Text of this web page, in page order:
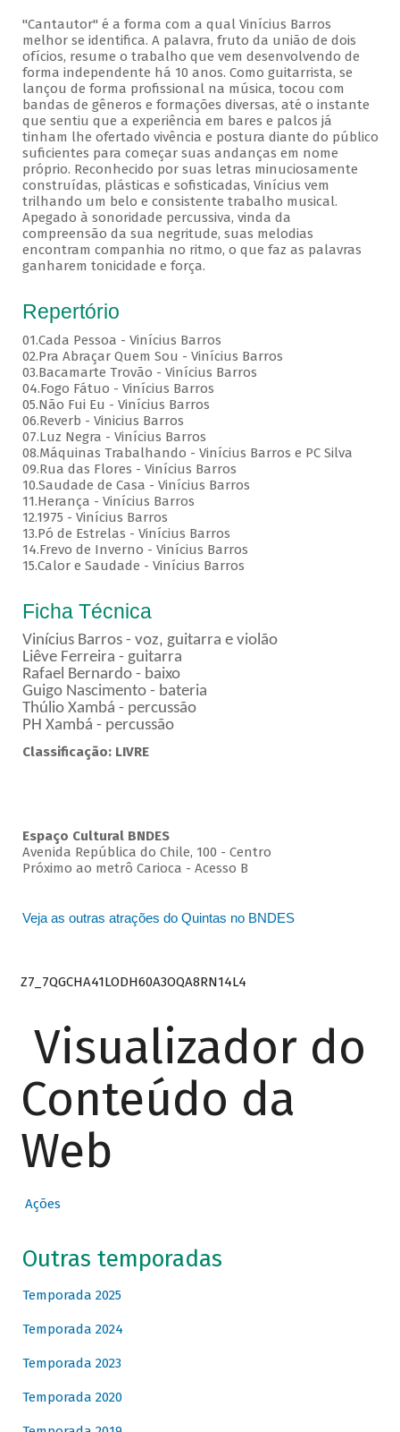
"Cantautor" é a forma com a qual Vinícius Barros
melhor se identifica. A palavra, fruto da união de dois
ofícios, resume o trabalho que vem desenvolvendo de
forma independente há 10 anos. Como guitarrista, se
lançou de forma profissional na música, tocou com
bandas de gêneros e formações diversas, até o instante
que sentiu que a experiência em bares e palcos já
tinham lhe ofertado vivência e postura diante do público
suficientes para começar suas andanças em nome
próprio. Reconhecido por suas letras minuciosamente
construídas, plásticas e sofisticadas, Vinícius vem
trilhando um belo e consistente trabalho musical.
Apegado à sonoridade percussiva, vinda da
compreensão da sua negritude, suas melodias
encontram companhia no ritmo, o que faz as palavras
ganharem tonicidade e força.
Repertório
01.Cada Pessoa - Vinícius Barros
02.Pra Abraçar Quem Sou - Vinícius Barros
03.Bacamarte Trovão - Vinícius Barros
04.Fogo Fátuo - Vinícius Barros
05.Não Fui Eu - Vinícius Barros
06.Reverb - Vinicius Barros
07.Luz Negra - Vinícius Barros
08.Máquinas Trabalhando - Vinícius Barros e PC Silva
09.Rua das Flores - Vinícius Barros
10.Saudade de Casa - Vinícius Barros
11.Herança - Vinícius Barros
12.1975 - Vinícius Barros
13.Pó de Estrelas - Vinícius Barros
14.Frevo de Inverno - Vinícius Barros
15.Calor e Saudade - Vinícius Barros
Ficha Técnica
Vinícius Barros - voz, guitarra e violão
Liêve Ferreira - guitarra
Rafael Bernardo - baixo
Guigo Nascimento - bateria
Thúlio Xambá - percussão
PH Xambá - percussão
Classificação: LIVRE
Espaço Cultural BNDES
Avenida República do Chile, 100 - Centro
Próximo ao metrô Carioca - Acesso B
Veja as outras atrações do Quintas no BNDES
Z7_7QGCHA41LODH60A3OQA8RN14L4
Visualizador do
Conteúdo da
Web
Ações
Outras temporadas
Temporada 2025
Temporada 2024
Temporada 2023
Temporada 2020